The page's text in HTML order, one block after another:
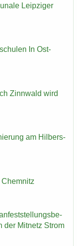
Leip­zi­ger
In Ost­
Zinn­wald wird
am Hil­bers­
der Mit­netz Strom